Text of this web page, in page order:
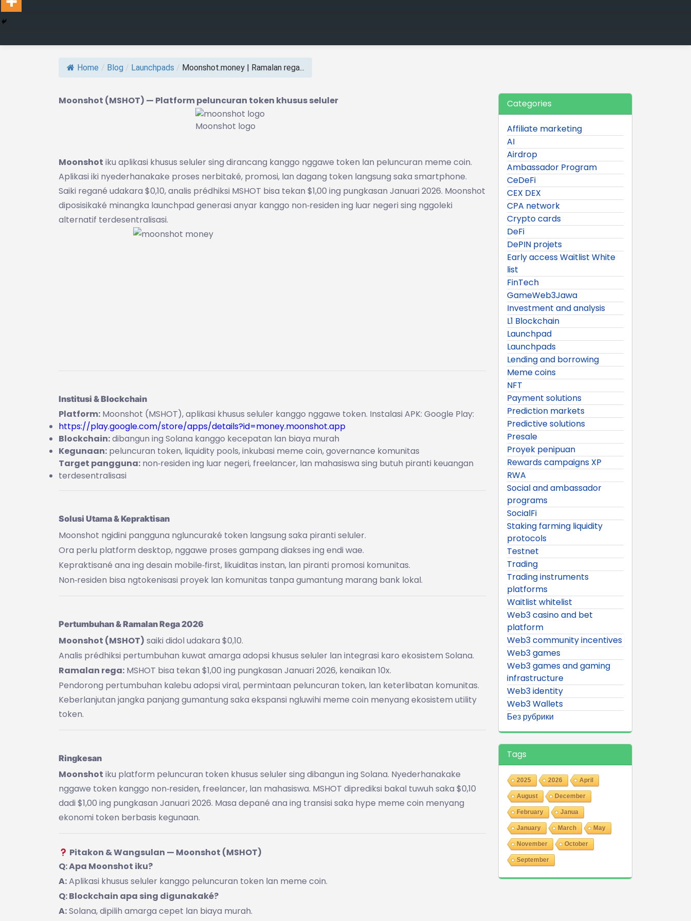
Home / Blog / Launchpads / Moonshot.money | Ramalan rega...
Moonshot (MSHOT) — Platform peluncuran token khusus seluler
Moonshot logo
Moonshot iku aplikasi khusus seluler sing dirancang kanggo nggawe token lan peluncuran meme coin.
Aplikasi iki nyederhanakake proses nerbitaké, promosi, lan dagang token langsung saka smartphone.
Saiki regané udakara $0,10, analis prédhiksi MSHOT bisa tekan $1,00 ing pungkasan Januari 2026. Moonshot
diposisikaké minangka launchpad generasi anyar kanggo non‑residen ing luar negeri sing nggoleki
alternatif terdesentralisasi.
Institusi & Blockchain
Platform: Moonshot (MSHOT), aplikasi khusus seluler kanggo nggawe token. Instalasi APK: Google Play:
https://play.google.com/store/apps/details?id=money.moonshot.app
Blockchain:dibangun ing Solana kanggo kecepatan lan biaya murah
Kegunaan: peluncuran token, liquidity pools, inkubasi meme coin, governance komunitas
Target pangguna: non‑residen ing luar negeri, freelancer, lan mahasiswa sing butuh piranti keuangan
terdesentralisasi
Solusi Utama & Kepraktisan
Moonshot ngidini pangguna ngluncuraké token langsung saka piranti seluler.
Ora perlu platform desktop, nggawe proses gampang diakses ing endi wae.
Kepraktisané ana ing desain mobile‑first, likuiditas instan, lan piranti promosi komunitas.
Non‑residen bisa ngtokenisasi proyek lan komunitas tanpa gumantung marang bank lokal.
Pertumbuhan & Ramalan Rega 2026
Moonshot (MSHOT) saiki didol udakara $0,10.
Analis prédhiksi pertumbuhan kuwat amarga adopsi khusus seluler lan integrasi karo ekosistem Solana.
Ramalan rega: MSHOT bisa tekan $1,00 ing pungkasan Januari 2026, kenaikan 10x.
Pendorong pertumbuhan kalebu adopsi viral, permintaan peluncuran token, lan keterlibatan komunitas.
Keberlanjutan jangka panjang gumantung saka ekspansi ngluwihi meme coin menyang ekosistem utility
token.
Ringkesan
Moonshot iku platform peluncuran token khusus seluler sing dibangun ing Solana. Nyederhanakake
nggawe token kanggo non‑residen, freelancer, lan mahasiswa. MSHOT diprediksi bakal tuwuh saka $0,10
dadi $1,00 ing pungkasan Januari 2026. Masa depané ana ing transisi saka hype meme coin menyang
ekonomi token berbasis kegunaan.
Pitakon & Wangsulan — Moonshot (MSHOT)
Q: Apa Moonshot iku?
A:Aplikasi khusus seluler kanggo peluncuran token lan meme coin.
Q: Blockchain apa sing digunakaké?
A:Solana, dipilih amarga cepet lan biaya murah.
Categories
Affiliate marketing
AI
Airdrop
Ambassador Program
CeDeFi
CEX DEX
CPA network
Crypto cards
DeFi
DePIN projets
Early access Waitlist White
list
FinTech
GameWeb3Jawa
Investment and analysis
L1 Blockchain
Launchpad
Launchpads
Lending and borrowing
Meme coins
NFT
Payment solutions
Prediction markets
Predictive solutions
Presale
Proyek penipuan
Rewards campaigns XP
RWA
Social and ambassador
programs
SocialFi
Staking farming liquidity
protocols
Testnet
Trading
Trading instruments
platforms
Waitlist whitelist
Web3 casino and bet
platform
Web3 community incentives
Web3 games
Web3 games and gaming
infrastructure
Web3 identity
Web3 Wallets
Без рубрики
Tags
2025 2026 April
August December
February Janua
January March May
November October
September